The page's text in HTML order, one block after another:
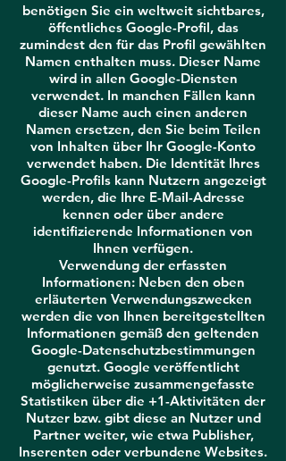
benötigen Sie ein weltweit sichtbares,
öffentliches Google-Profil, das
zumindest den für das Profil gewählten
Namen enthalten muss. Dieser Name
wird in allen Google-Diensten
verwendet. In manchen Fällen kann
dieser Name auch einen anderen
Namen ersetzen, den Sie beim Teilen
von Inhalten über Ihr Google-Konto
verwendet haben. Die Identität Ihres
Google-Profils kann Nutzern angezeigt
werden, die Ihre E-Mail-Adresse
kennen oder über andere
identifizierende Informationen von
Ihnen verfügen.
Verwendung der erfassten
Informationen: Neben den oben
erläuterten Verwendungszwecken
werden die von Ihnen bereitgestellten
Informationen gemäß den geltenden
Google-Datenschutzbestimmungen
genutzt. Google veröffentlicht
möglicherweise zusammengefasste
Statistiken über die +1-Aktivitäten der
Nutzer bzw. gibt diese an Nutzer und
Partner weiter, wie etwa Publisher,
Inserenten oder verbundene Websites.